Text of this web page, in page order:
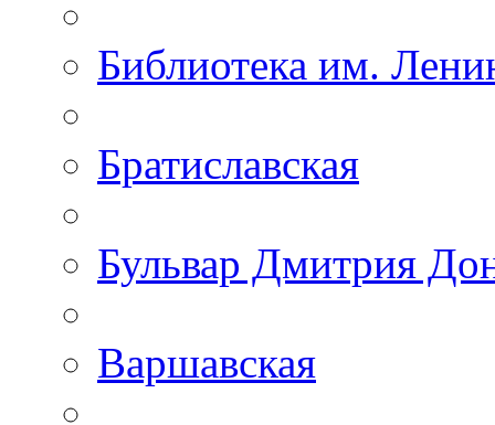
Библиотека им.
Братиславская
Бульвар Дмитрия
Варшавская